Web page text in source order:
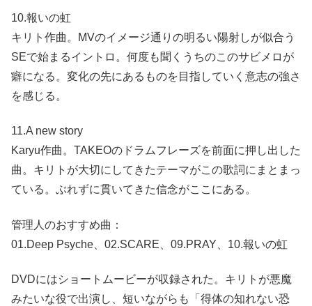
10.報いの虹
キリト作曲。MVのイメージ通りの明るい陽射しが似合う
SEで始まるイントロ。何度も聞くうちのこのサビメロが
癖になる。変化の先にあるものを目指していく意志の強さ
を感じる。
11.A new story
Karyu作曲。TAKEOのドラムフレーズを前面に押し出した
曲。キリトが大切にしてきたテーマがこの歌詞にまとまっ
ている。ぶれずに貫いてきた信念がここにある。
管理人のおすすめ曲：
01.Deep Psyche、02.SCARE、09.PRAY、10.報いの虹
DVDにはショートムービーが収録された。キリトが悪魔
みたいな役で出演し、短いながらも「得体の知れない恐